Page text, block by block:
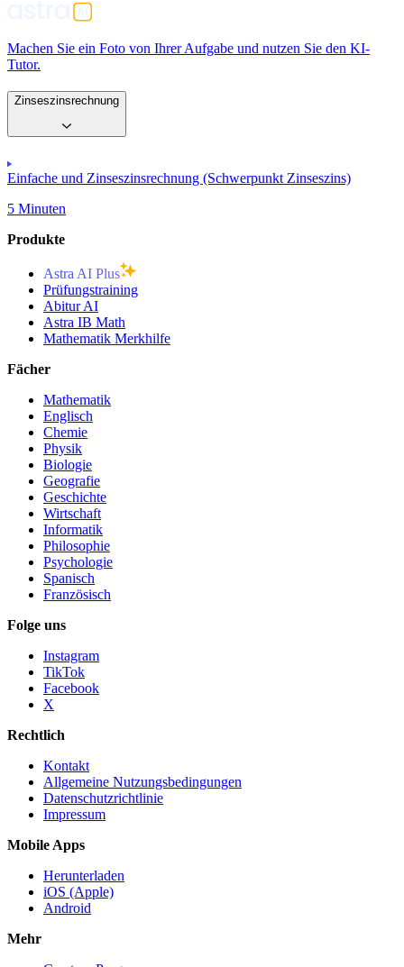
Machen Sie ein Foto von Ihrer Aufgabe und nutzen Sie den KI-
Tutor.
Zinseszinsrechnung
Einfache und Zinseszinsrechnung (Schwerpunkt Zinseszins)
5 Minuten
Produkte
Astra AI Plus
Prüfungstraining
Abitur AI
Astra IB Math
Mathematik Merkhilfe
Fächer
Mathematik
Englisch
Chemie
Physik
Biologie
Geografie
Geschichte
Wirtschaft
Informatik
Philosophie
Psychologie
Spanisch
Französisch
Folge uns
Instagram
TikTok
Facebook
X
Rechtlich
Kontakt
Allgemeine Nutzungsbedingungen
Datenschutzrichtlinie
Impressum
Mobile Apps
Herunterladen
iOS (Apple)
Android
Mehr